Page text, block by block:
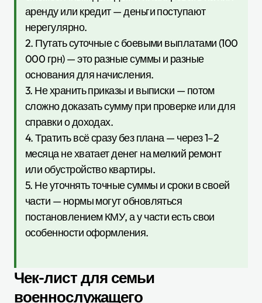
аренду или кредит — деньги поступают
нерегулярно.
2. Путать суточные с боевыми выплатами (100
000 грн) — это разные суммы и разные
основания для начисления.
3. Не хранить приказы и выписки — потом
сложно доказать сумму при проверке или для
справки о доходах.
4. Тратить всё сразу без плана — через 1–2
месяца не хватает денег на мелкий ремонт
или обустройство квартиры.
5. Не уточнять точные суммы и сроки в своей
части — нормы могут обновляться
постановлением КМУ, а у части есть свои
особенности оформления.
Чек-лист для семьи
военнослужащего